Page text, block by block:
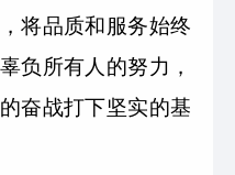
将品质和服务始终
负所有人的努力，
奋战打下坚实的基